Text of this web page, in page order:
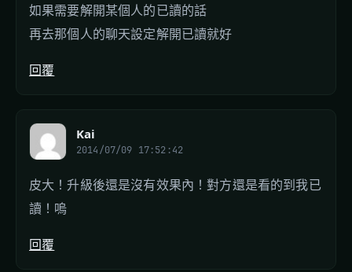
如果需要解開某個人的已讀的話
再去那個人的聊天設定解開已讀就好
回覆
Kai
2014/07/09 17:52:42
皮大！升級後還是沒有效果內！對方還是看的到我已
讀！嗚
回覆